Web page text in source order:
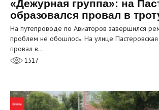
«Дежурная группа»: на
образовался провал в
На путепроводе по Авиаторов завершился
проблем не обошлось. На улице
провал в…
1517